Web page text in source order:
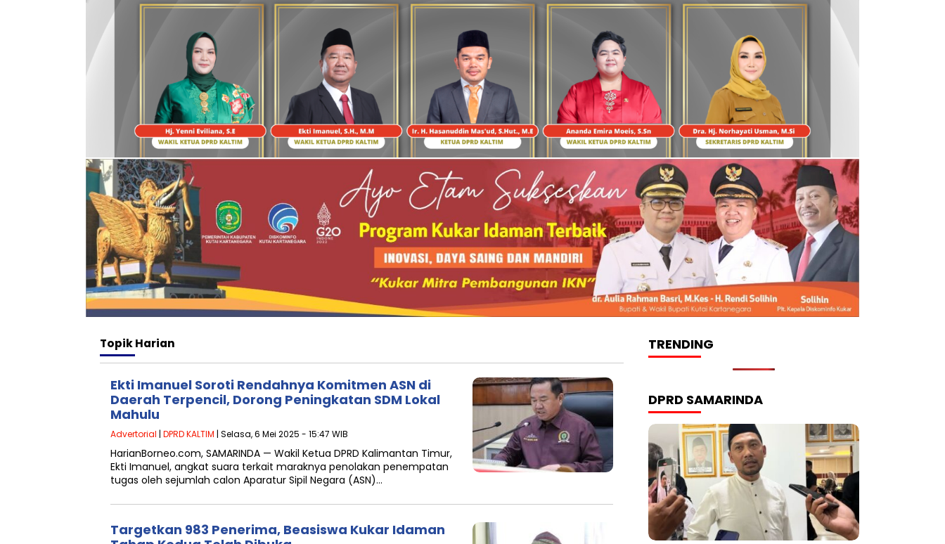
TopikHarian
Ekti Imanuel Soroti Rendahnya Komitmen ASN di
Daerah Terpencil, Dorong Peningkatan SDM Lokal
Mahulu
Advertorial | DPRD KALTIM | Selasa, 6 Mei 2025 - 15:47 WIB
HarianBorneo.com, SAMARINDA — Wakil Ketua DPRD Kalimantan Timur,
Ekti Imanuel, angkat suara terkait maraknya penolakan penempatan
tugas oleh sejumlah calon Aparatur Sipil Negara (ASN)…
Targetkan 983 Penerima, Beasiswa Kukar Idaman
TRENDING
DPRD SAMARINDA